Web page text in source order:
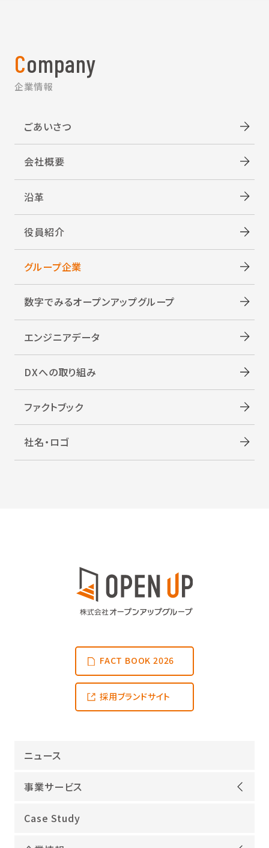
Company
企業情報
ごあいさつ
会社概要
沿革
役員紹介
グループ企業
数字でみるオープンアップグループ
エンジニアデータ
DXへの取り組み
ファクトブック
社名・ロゴ
FACT BOOK 2026
採用ブランドサイト
ニュース
事業サービス
オープンアップグループが選ばれる理由
Case Study